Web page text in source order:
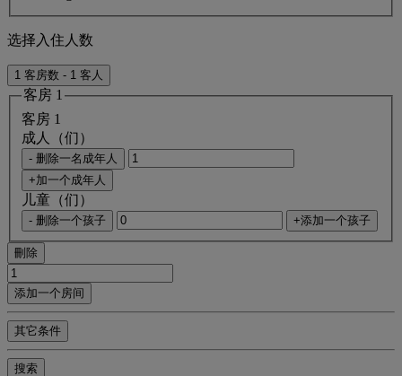
选择入住人数
1 客房数 - 1 客人
客房 1
客房 1
成人（们）
- 删除一名成年人
+加一个成年人
儿童（们）
- 删除一个孩子 +添加一个孩子
刪除
添加一个房间
其它条件
搜索